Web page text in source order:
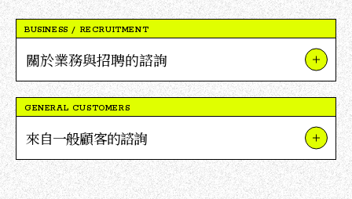
BUSINESS / RECRUITMENT
關於業務與招聘的諮詢
關於我們的業務與項目
媒體採訪及報導相關詢問
GENERAL CUSTOMERS
來自一般顧客的諮詢
關於TSUTAYA